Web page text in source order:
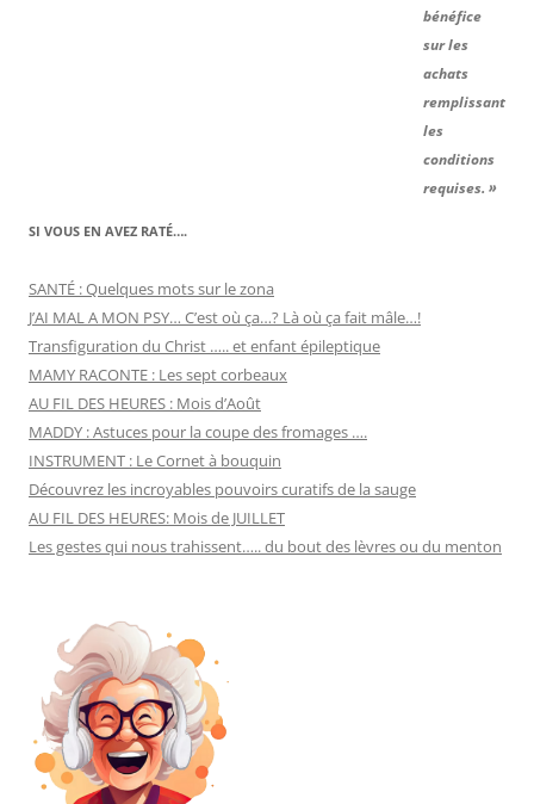
bénéfice
sur les
achats
remplissant
les
conditions
requises. »
SI VOUS EN AVEZ RATÉ….
SANTÉ : Quelques mots sur le zona
J’AI MAL A MON PSY… C’est où ça…? Là où ça fait mâle…!
Transfiguration du Christ ….. et enfant épileptique
MAMY RACONTE : Les sept corbeaux
AU FIL DES HEURES : Mois d’Août
MADDY : Astuces pour la coupe des fromages ….
INSTRUMENT : Le Cornet à bouquin
Découvrez les incroyables pouvoirs curatifs de la sauge
AU FIL DES HEURES: Mois de JUILLET
Les gestes qui nous trahissent….. du bout des lèvres ou du menton